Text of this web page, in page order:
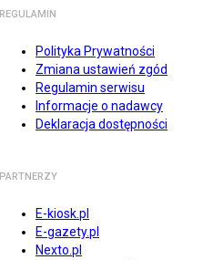
REGULAMIN
Polityka Prywatności
Zmiana ustawień zgód
Regulamin serwisu
Informacje o nadawcy
Deklaracja dostępności
PARTNERZY
E-kiosk.pl
E-gazety.pl
Nexto.pl